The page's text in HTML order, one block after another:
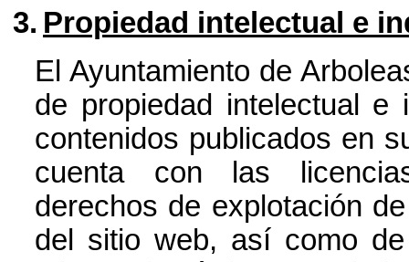
3. Propiedad intelectual e
El Ayuntamiento de
de propiedad intelectual
contenidos publicados en
cuenta con las
derechos de explotación
del sitio web, así como